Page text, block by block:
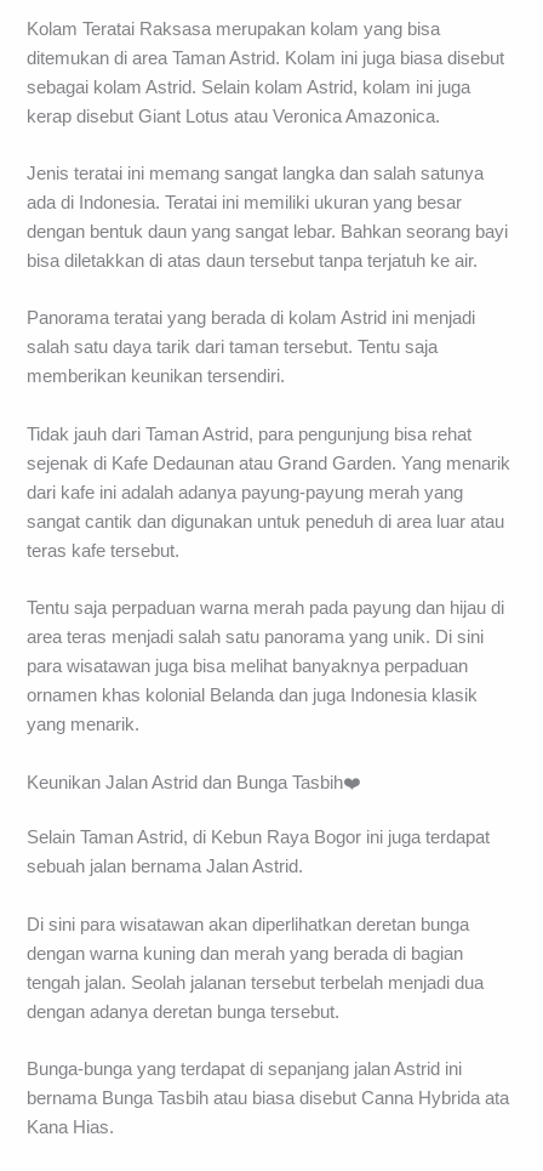
Kolam Teratai Raksasa merupakan kolam yang bisa
ditemukan di area Taman Astrid. Kolam ini juga biasa disebut
sebagai kolam Astrid. Selain kolam Astrid, kolam ini juga
kerap disebut Giant Lotus atau Veronica Amazonica.
Jenis teratai ini memang sangat langka dan salah satunya
ada di Indonesia. Teratai ini memiliki ukuran yang besar
dengan bentuk daun yang sangat lebar. Bahkan seorang bayi
bisa diletakkan di atas daun tersebut tanpa terjatuh ke air.
Panorama teratai yang berada di kolam Astrid ini menjadi
salah satu daya tarik dari taman tersebut. Tentu saja
memberikan keunikan tersendiri.
Tidak jauh dari Taman Astrid, para pengunjung bisa rehat
sejenak di Kafe Dedaunan atau Grand Garden. Yang menarik
dari kafe ini adalah adanya payung-payung merah yang
sangat cantik dan digunakan untuk peneduh di area luar atau
teras kafe tersebut.
Tentu saja perpaduan warna merah pada payung dan hijau di
area teras menjadi salah satu panorama yang unik. Di sini
para wisatawan juga bisa melihat banyaknya perpaduan
ornamen khas kolonial Belanda dan juga Indonesia klasik
yang menarik.
Keunikan Jalan Astrid dan Bunga Tasbih❤️
Selain Taman Astrid, di Kebun Raya Bogor ini juga terdapat
sebuah jalan bernama Jalan Astrid.
Di sini para wisatawan akan diperlihatkan deretan bunga
dengan warna kuning dan merah yang berada di bagian
tengah jalan. Seolah jalanan tersebut terbelah menjadi dua
dengan adanya deretan bunga tersebut.
Bunga-bunga yang terdapat di sepanjang jalan Astrid ini
bernama Bunga Tasbih atau biasa disebut Canna Hybrida ata
Kana Hias.